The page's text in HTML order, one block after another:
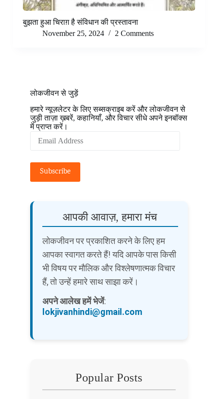
बुझता हुआ चिराग़ है संविधान की प्रस्तावना
November 25, 2024
2 Comments
लोकजीवन से जुड़ें
हमारे न्यूज़लेटर के लिए सब्सक्राइब करें और लोकजीवन से
जुड़ी ताज़ा ख़बरें, कहानियाँ, और विचार सीधे अपने इनबॉक्स
में प्राप्त करें।
Address
Subscribe
आपकी आवाज़, हमारा मंच
लोकजीवन पर प्रकाशित करने के लिए हम
आपका स्वागत करते हैं! यदि आपके पास किसी
भी विषय पर मौलिक और विश्लेषणात्मक विचार
हैं, तो उन्हें हमारे साथ साझा करें।
अपने आलेख हमें भेजें:
lokjivanhindi@gmail.com
Popular Posts